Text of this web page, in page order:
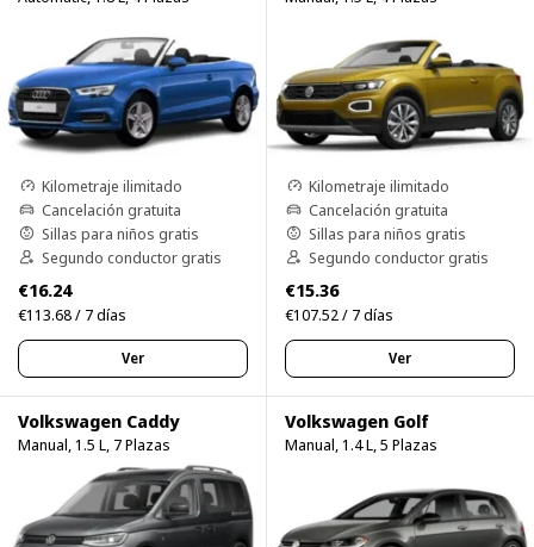
Kilometraje ilimitado
Cancelación gratuita
Sillas para niños gratis
Segundo conductor gratis
€16.24
€113.68 / 7 días
Ver
Kilometraje ilimitado
Cancelación gratuita
Sillas para niños gratis
Segundo conductor gratis
€15.36
€107.52 / 7 días
Ver
Volkswagen Caddy
Manual, 1.5 L, 7 Plazas
Volkswagen Golf
Manual, 1.4 L, 5 Plazas